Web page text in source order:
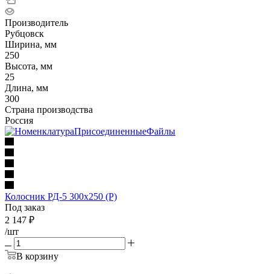
Производитель
Рубцовск
Ширина, мм
250
Высота, мм
25
Длина, мм
300
Страна производства
Россия
Колосник РД-5 300х250 (Р)
Под заказ
2 147 ₽
/шт
В корзину